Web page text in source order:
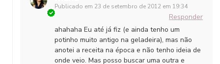
Publicado em 23 de setembro de 2012 em 19:34
Responder
ahahaha Eu até já fiz (e ainda tenho um
potinho muito antigo na geladeira), mas não
anotei a receita na época e não tenho ideia de
onde veio. Mas posso buscar uma outra e